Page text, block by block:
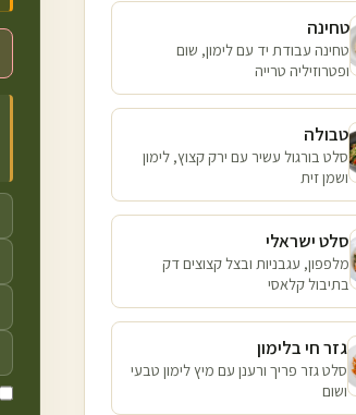
טחינה
טחינה עבודת יד עם לימון, שום
ופטרוזיליה טרייה
טבולה
סלט בורגול עשיר עם ירק קצוץ, לימון
ושמן זית
סלט ישראלי
מלפפון, עגבניות ובצל קצוצים דק
בתיבול קלאסי
גזר חי בלימון
סלט גזר פריך ורענן עם מיץ לימון טבעי
ושום